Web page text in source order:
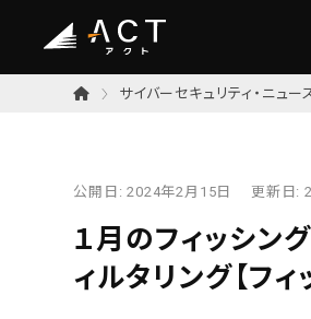
サイバーセキュリティ・ニュー
公開日:2024年2月15日 更新日:
１月のフィッシ
ィルタリング【フ